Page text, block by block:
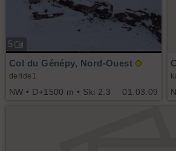
5
01.03.09
Col du Génépy, Nord-Ouest
deride1
NW • D+1500 m • Ski 2.3